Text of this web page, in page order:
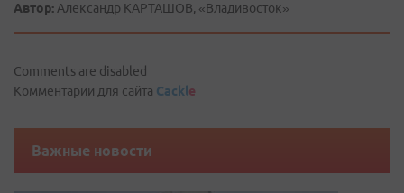
Автор: Александр КАРТАШОВ, «Владивосток»
Comments are disabled
Комментарии для сайта Cackle
Важные новости